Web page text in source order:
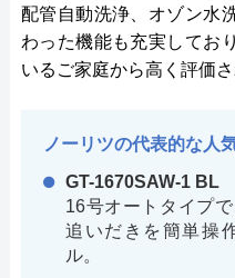
配管自動洗浄、オゾン水
わった機能も充実してお
いるご家庭から高く評価さ
ノーリツの代表的な人
GT-1670SAW-1 BL
16号オートタイプ
追いだきを簡単操
ル。